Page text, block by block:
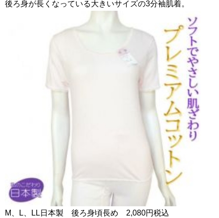
後ろ身が長くなっている大きいサイズの3分袖肌着。
M、L、LL日本製 後ろ身頃長め 2,080円税込